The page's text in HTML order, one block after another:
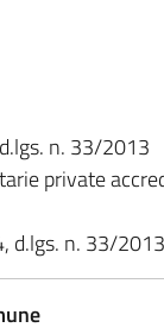
n. 33/2013
private
d.lgs. n. 33/